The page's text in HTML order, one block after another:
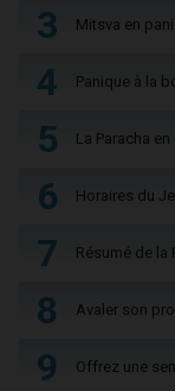
3 Mitsva en
4 Panique à la
5 La Paracha
6 Horaires du
7 Résumé de la
8 Avaler son
9 Offrez une